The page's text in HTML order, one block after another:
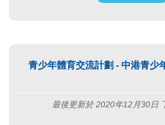
青少年體育交流計劃 - 中港青少
最後更新於 2020年12月30日